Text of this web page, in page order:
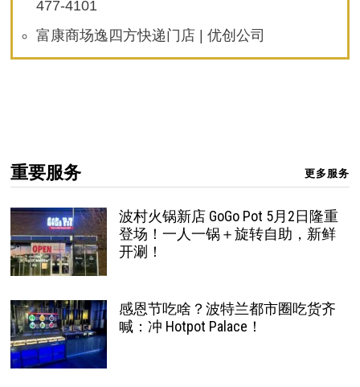
477-4101
富康商场逸四方快递门店 | 优创公司
重要服务 更多服务
波村火锅新店 GoGo Pot 5月2日隆重
登场！一人一锅＋旋转自助，新鲜
开涮！
感恩节吃啥？波特兰都市圈吃货齐
喊：冲 Hotpot Palace！